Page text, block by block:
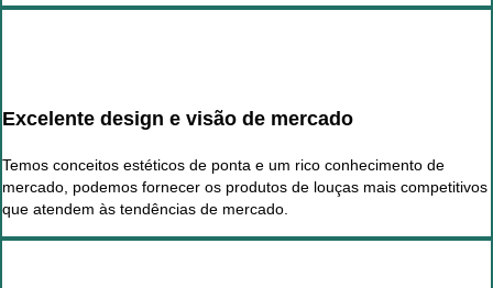
Excelente design e visão de mercado
Temos conceitos estéticos de ponta e um rico conhecimento de
mercado, podemos fornecer os produtos de louças mais competitivos
que atendem às tendências de mercado.